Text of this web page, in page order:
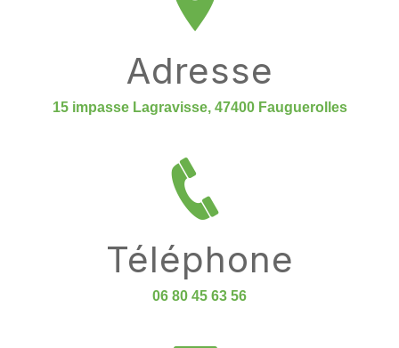
Adresse
15 impasse Lagravisse, 47400 Fauguerolles
Téléphone
06 80 45 63 56